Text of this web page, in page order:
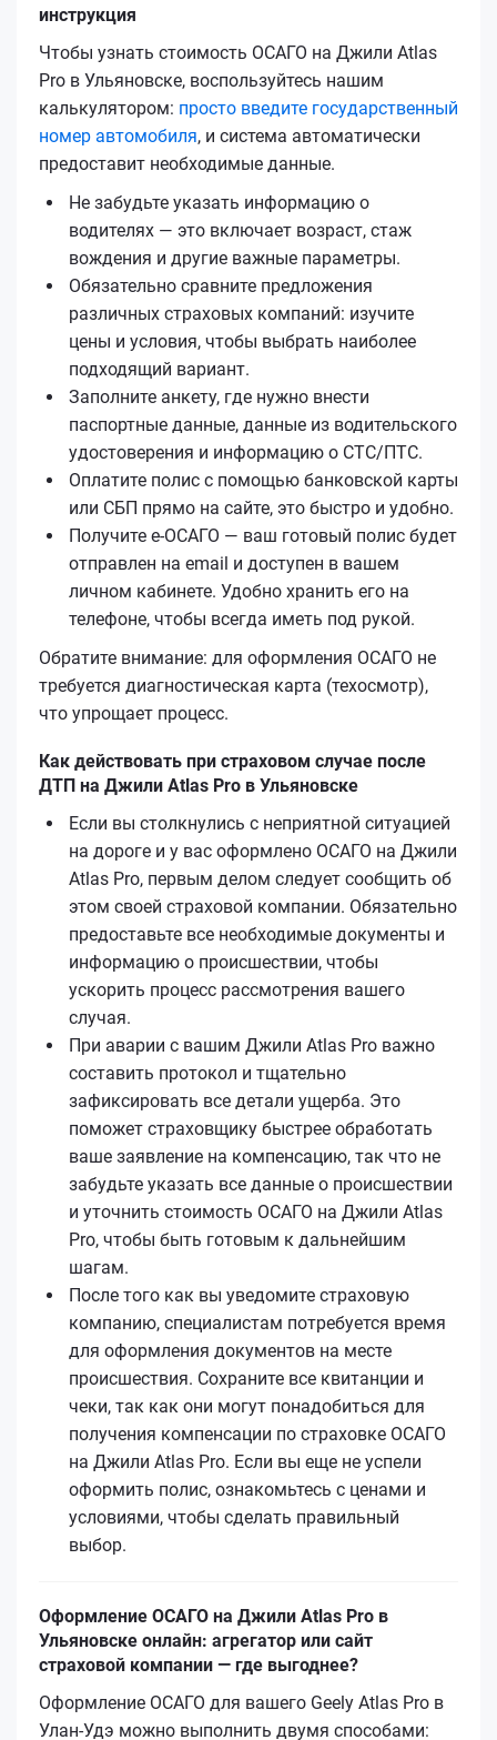
инструкция
Чтобы узнать стоимость ОСАГО на Джили Atlas
Pro в Ульяновске, воспользуйтесь нашим
калькулятором: просто введите государственный
номер автомобиля, и система автоматически
предоставит необходимые данные.
Не забудьте указать информацию о
водителях — это включает возраст, стаж
вождения и другие важные параметры.
Обязательно сравните предложения
различных страховых компаний: изучите
цены и условия, чтобы выбрать наиболее
подходящий вариант.
Заполните анкету, где нужно внести
паспортные данные, данные из водительского
удостоверения и информацию о СТС/ПТС.
Оплатите полис с помощью банковской карты
или СБП прямо на сайте, это быстро и удобно.
Получите е‑ОСАГО — ваш готовый полис будет
отправлен на email и доступен в вашем
личном кабинете. Удобно хранить его на
телефоне, чтобы всегда иметь под рукой.
Обратите внимание: для оформления ОСАГО не
требуется диагностическая карта (техосмотр),
что упрощает процесс.
Как действовать при страховом случае после
ДТП на Джили Atlas Pro в Ульяновске
Если вы столкнулись с неприятной ситуацией
на дороге и у вас оформлено ОСАГО на Джили
Atlas Pro, первым делом следует сообщить об
этом своей страховой компании. Обязательно
предоставьте все необходимые документы и
информацию о происшествии, чтобы
ускорить процесс рассмотрения вашего
случая.
При аварии с вашим Джили Atlas Pro важно
составить протокол и тщательно
зафиксировать все детали ущерба. Это
поможет страховщику быстрее обработать
ваше заявление на компенсацию, так что не
забудьте указать все данные о происшествии
и уточнить стоимость ОСАГО на Джили Atlas
Pro, чтобы быть готовым к дальнейшим
шагам.
После того как вы уведомите страховую
компанию, специалистам потребуется время
для оформления документов на месте
происшествия. Сохраните все квитанции и
чеки, так как они могут понадобиться для
получения компенсации по страховке ОСАГО
на Джили Atlas Pro. Если вы еще не успели
оформить полис, ознакомьтесь с ценами и
условиями, чтобы сделать правильный
выбор.
Оформление ОСАГО на Джили Atlas Pro в
Ульяновске онлайн: агрегатор или сайт
страховой компании — где выгоднее?
Оформление ОСАГО для вашего Geely Atlas Pro в
Улан-Удэ можно выполнить двумя способами: